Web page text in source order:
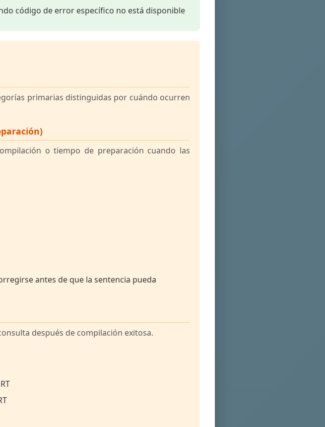
código de error específico no está disponible
primarias distinguidas por cuándo ocurren
o tiempo de preparación cuando las
antes de que la sentencia pueda
después de compilación exitosa.